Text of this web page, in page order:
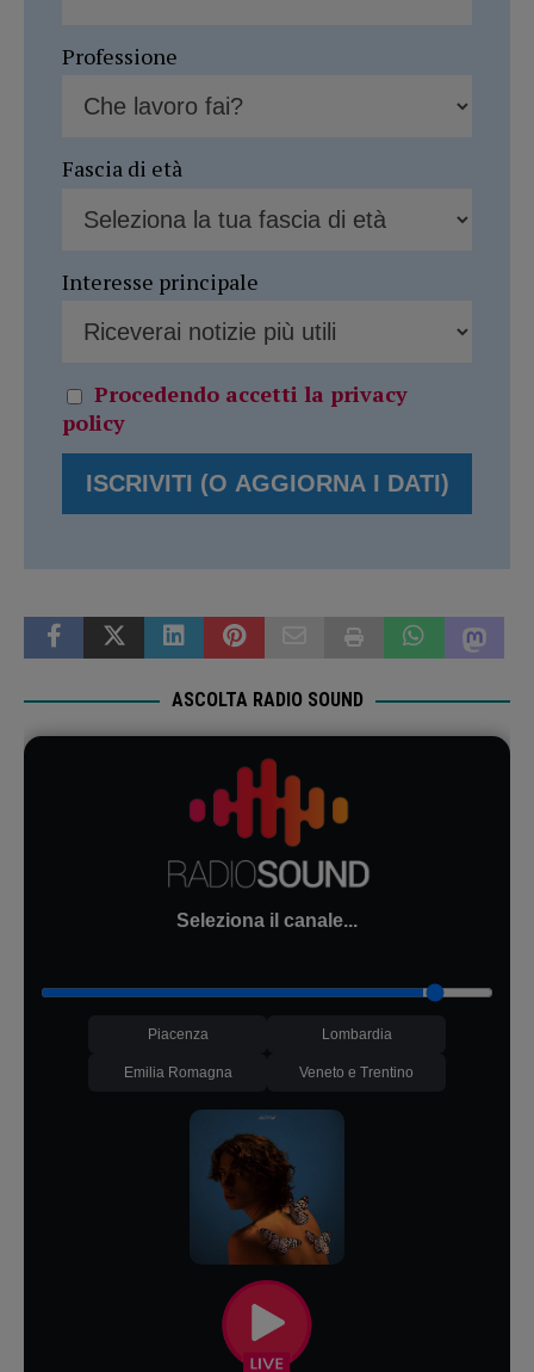
Professione
Fascia di età
Interesse principale
Procedendo accetti la privacy
policy
ASCOLTA RADIO SOUND
Seleziona il canale...
Piacenza Lombardia
Emilia Romagna Veneto e Trentino